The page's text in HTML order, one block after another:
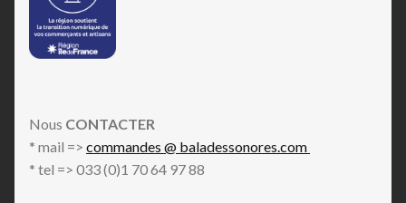
Nous CONTACTER
* mail => commandes @ baladessonores.com
* tel => 033 (0)1 70 64 97 88